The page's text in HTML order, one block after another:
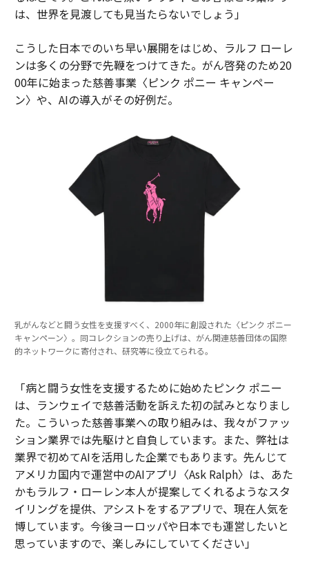
は、世界を見渡しても見当たらないでしょう」
こうした日本でのいち早い展開をはじめ、ラルフ ローレ
ンは多くの分野で先鞭をつけてきた。がん啓発のため20
00年に始まった慈善事業〈ピンク ポニー キャンペー
ン〉や、AIの導入がその好例だ。
乳がんなどと闘う女性を支援すべく、2000年に創設された〈ピンク ポニー
キャンペーン〉。同コレクションの売り上げは、がん関連慈善団体の国際
的ネットワークに寄付され、研究等に役立てられる。
「病と闘う女性を支援するために始めたピンク ポニー
は、ランウェイで慈善活動を訴えた初の試みとなりまし
た。こういった慈善事業への取り組みは、我々がファッ
ション業界では先駆けと自負しています。また、弊社は
業界で初めてAIを活用した企業でもあります。先んじて
アメリカ国内で運営中のAIアプリ〈Ask Ralph〉は、あた
かもラルフ・ローレン本人が提案してくれるようなスタ
イリングを提供、アシストをするアプリで、現在人気を
博しています。今後ヨーロッパや日本でも運営したいと
思っていますので、楽しみにしていてください」